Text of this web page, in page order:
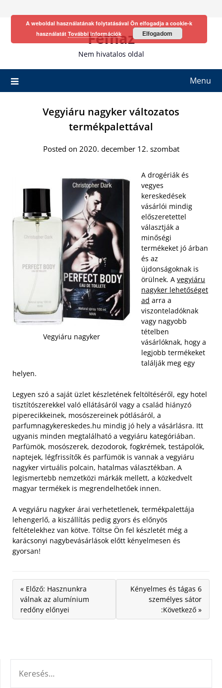
Fefhaz
Nem hivatalos oldal
Menu
Vegyiáru nagyker változatos
termékpalettával
Posted on 2020. december 12. szombat
Vegyiáru nagyker
A drogériák és
vegyes
kereskedések
vásárlói mindig
előszeretettel
választják a
minőségi
termékeket jó árban
és az
újdonságoknak is
örülnek. A vegyiáru
nagyker lehetőséget
ad arra a
viszonteladóknak
vagy nagyobb
tételben
vásárlóknak, hogy a
legjobb termékeket
találják meg egy
helyen.
Legyen szó a saját üzlet készletének feltöltéséről, egy hotel
tisztítószerekkel való ellátásáról vagy a család hiányzó
piperecikkeinek, mosószereinek pótlásáról, a
parfumnagykereskedes.hu mindig jó hely a vásárlásra. Itt
ugyanis minden megtalálható a vegyiáru kategóriában.
Parfümök, mosószerek, dezodorok, fogkrémek, testápolók,
naptejek, légfrissítők és parfümök is vannak a vegyiáru
nagyker virtuális polcain, hatalmas választékban. A
legismertebb nemzetközi márkák mellett, a közkedvelt
magyar termékek is megrendelhetőek innen.
A vegyiáru nagyker árai verhetetlenek, termékpalettája
lehengerlő, a kiszállítás pedig gyors és előnyös
feltételekhez van kötve. Töltse Ön fel készletét még a
karácsonyi nagybevásárlások előtt kényelmesen és
gyorsan!
« Előző: Hasznunkra
válnak az alumínium
redőny előnyei
Kényelmes és tágas 6
személyes sátor
:Következő »
A weboldal használatának folytatásával Ön elfogadja a cookie-k
használatát További információk Elfogadom